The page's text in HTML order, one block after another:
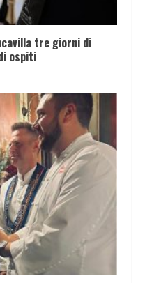
tre giorni di
ospiti